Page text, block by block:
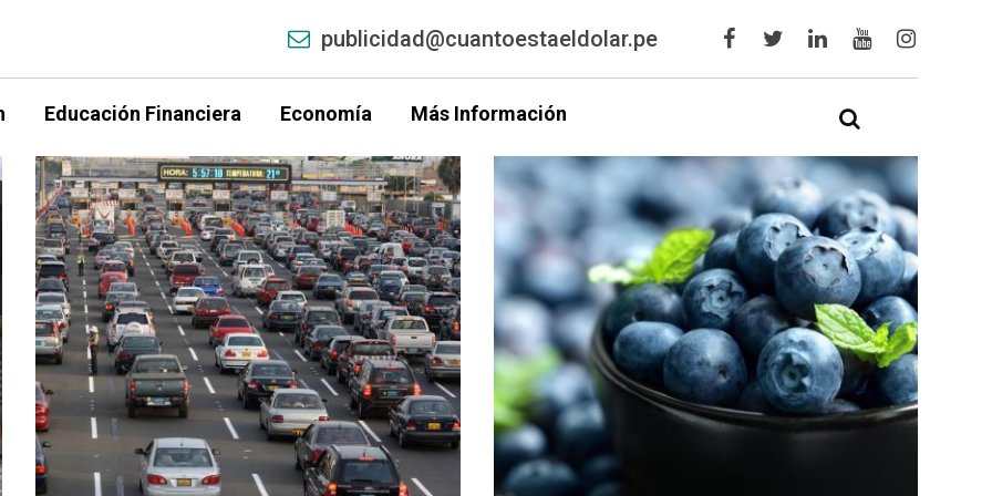
publicidad@cuantoestaeldolar.pe
Educación Financiera Economía Más Información